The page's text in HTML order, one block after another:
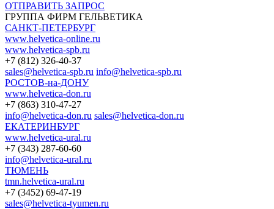
ОТПРАВИТЬ ЗАПРОС
ГРУППА ФИРМ ГЕЛЬВЕТИКА
САНКТ-ПЕТЕРБУРГ
www.helvetica-online.ru
www.helvetica-spb.ru
+7 (812) 326-40-37
sales@helvetica-spb.ru info@helvetica-spb.ru
РОСТОВ-на-ДОНУ
www.helvetica-don.ru
+7 (863) 310-47-27
info@helvetica-don.ru sales@helvetica-don.ru
ЕКАТЕРИНБУРГ
www.helvetica-ural.ru
+7 (343) 287-60-60
info@helvetica-ural.ru
ТЮМЕНЬ
tmn.helvetica-ural.ru
+7 (3452) 69-47-19
sales@helvetica-tyumen.ru